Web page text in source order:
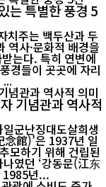
는 특별한 풍경 5
치주는 백두산과 두
역사·문화적 배경을
는다. 특히 연변에
경들이 곳곳에 자리
해 있어 국내외 관광객들의 발길을 끌고 있다. ...
기념관과 역사적
군난징대도살희생
館)’은 1937년 일
모하기 위해 건립된
였던 ‘강동문(江东
1985년...